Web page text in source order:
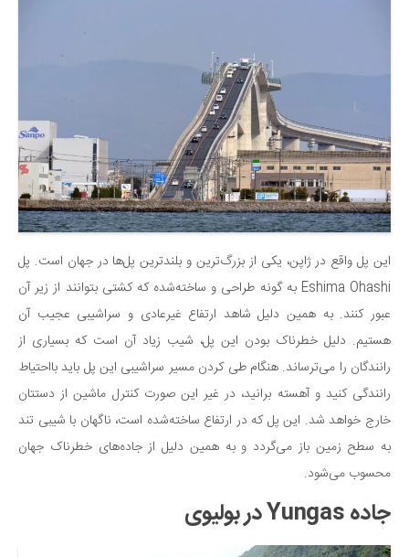
این پل واقع در ژاپن، یکی از بزرگ‌ترین و بلندترین پل‌ها در جهان است. پل
Eshima Ohashi به گونه طراحی و ساخته‌شده که کشتی بتوانند از زیر آن
عبور کنند. به همین دلیل شاهد ارتفاع غیرعادی و سراشیبی عجیب آن
هستیم. دلیل خطرناک بودن این پل، شیب زیاد آن است که بسیاری از
رانندگان را می‌ترساند. هنگام طی کردن مسیر سراشیبی این پل باید بااحتیاط
رانندگی کنید و آهسته برانید، در غیر این صورت کنترل ماشین از دستتان
خارج خواهد شد. این پل که در ارتفاع ساخته‌شده است، ناگهان با شیبی تند
به سطح زمین باز می‌گردد و به همین دلیل از جاده‌های خطرناک جهان
محسوب می‌شود.
جاده Yungas در بولیوی